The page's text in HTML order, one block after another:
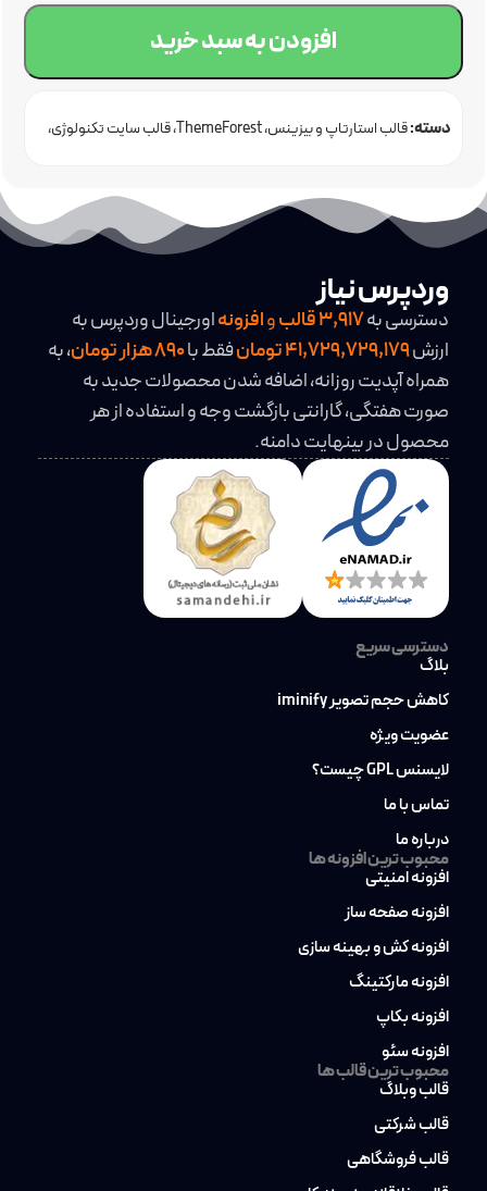
افزودن به سبد خرید
دسته:قالب استارتاپ و بیزینس ThemeForest قالب سایت تکنولوژی
وردپرس نیاز
دسترسی به3,917قالبوافزونهاورجینال وردپرس به
ارزش41,729,729,179 تومان فقط با
، به
همراه آپدیت روزانه، اضافه شدن محصولات جدید به
صورت هفتگی، گارانتی بازگشت وجه و استفاده از هر
محصول در بینهایت دامنه.
دسترسی سریع
بلاگ
کاهش حجم تصویر iminify
عضویت ویژه
لایسنس GPL چیست؟
تماس با ما
درباره ما
محبوب ترین افزونه ها
افزونه امنیتی
افزونه صفحه ساز
افزونه کش و بهینه سازی
افزونه مارکتینگ
افزونه بکاپ
افزونه سئو
محبوب ترین قالب ها
قالب وبلاگ
قالب شرکتی
قالب فروشگاهی